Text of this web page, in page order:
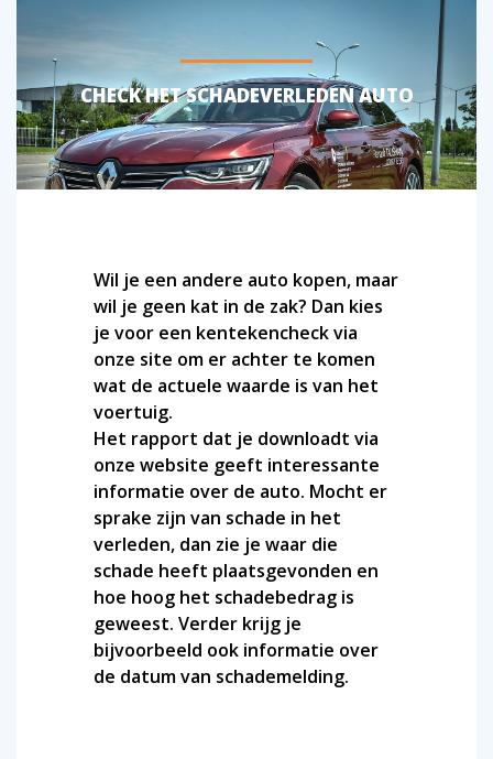
CHECK HET SCHADEVERLEDEN AUTO
Wil je een andere auto kopen, maar
wil je geen kat in de zak? Dan kies
je voor een kentekencheck via
onze site om er achter te komen
wat de actuele waarde is van het
voertuig.
Het rapport dat je downloadt via
onze website geeft interessante
informatie over de auto. Mocht er
sprake zijn van schade in het
verleden, dan zie je waar die
schade heeft plaatsgevonden en
hoe hoog het schadebedrag is
geweest. Verder krijg je
bijvoorbeeld ook informatie over
de datum van schademelding.